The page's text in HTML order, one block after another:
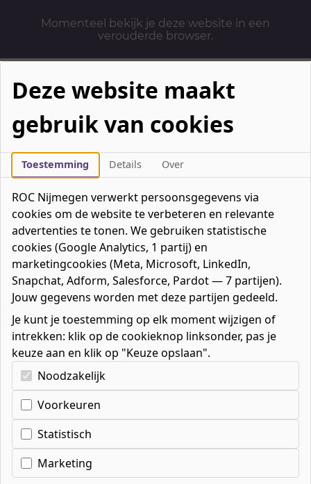
Momenteel bekijk je deze website in een
verouderde browser.
Mbo-opleidingen
Werken & Leren
Mavo / havo / vwo
Contact
Over ons
Bedrijven
Favorieten0favorieten
Mijn ROC
Zoeken
Cookie-instellingen
Deze website maakt
gebruik van cookies
Toestemming Details Over
ROC Nijmegen verwerkt persoonsgegevens via
cookies om de website te verbeteren en relevante
advertenties te tonen. We gebruiken statistische
cookies (Google Analytics, 1 partij) en
marketingcookies (Meta, Microsoft, LinkedIn,
Snapchat, Adform, Salesforce, Pardot — 7 partijen).
Jouw gegevens worden met deze partijen gedeeld.
Je kunt je toestemming op elk moment wijzigen of
intrekken: klik op de cookieknop linksonder, pas je
keuze aan en klik op "Keuze opslaan".
Kies uw cookie-voorkeuren
Noodzakelijk
Voorkeuren
Statistisch
Marketing
Inschrijven
meeloopdag
Onderwijsassistent